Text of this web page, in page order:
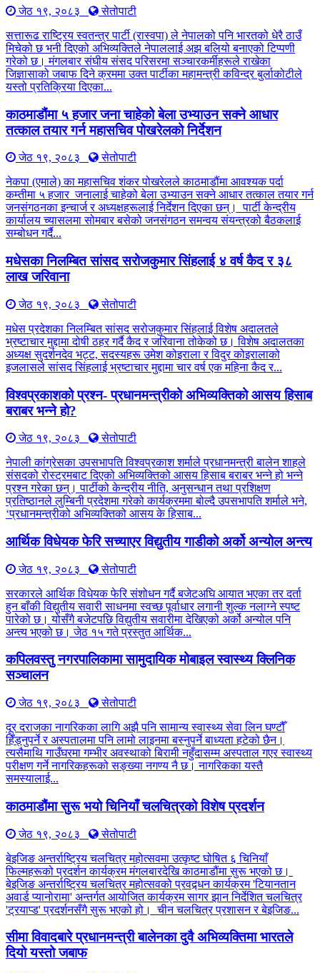
जेठ १९, २०८३
सेतोपाटी
सत्तारूढ राष्ट्रिय स्वतन्त्र पार्टी (रास्वपा) ले नेपालको पनि भारतको धेरै ठाउँ
मिचेको छ भनी दिएको अभिव्यक्तिले नेपाललाई अझ बलियो बनाएको टिप्पणी
गरेको छ। मंगलबार संघीय संसद परिसरमा सञ्चारकर्मीहरूले राखेका
जिज्ञासाको जबाफ दिने क्रममा उक्त पार्टीका महामन्त्री कविन्द्र बुर्लाकोटीले
यस्तो प्रतिक्रिया दिएका...
काठमाडौंमा ५ हजार जना चाहेको बेला उभ्याउन सक्ने आधार
तत्काल तयार गर्न महासचिव पोखरेलको निर्देशन
जेठ १९, २०८३
सेतोपाटी
नेकपा (एमाले) का महासचिव शंकर पोखरेलले काठमाडौंमा आवश्यक पर्दा
कम्तीमा ५ हजार जनालाई चाहेको बेला उभ्याउन सक्ने आधार तत्काल तयार गर्न
जनसंगठनका इन्चार्ज र अध्यक्षहरूलाई निर्देशन दिएका छन्। पार्टी केन्द्रीय
कार्यालय च्यासलमा सोमबार बसेको जनसंगठन समन्वय संयन्त्रको बैठकलाई
सम्बोधन गर्दै...
मधेसका निलम्बित सांसद सरोजकुमार सिंहलाई ४ वर्ष कैद र ३८
लाख जरिवाना
जेठ १९, २०८३
सेतोपाटी
मधेस प्रदेशका निलम्बित सांसद सरोजकुमार सिंहलाई विशेष अदालतले
भ्रष्टाचार मुद्दामा दोषी ठहर गर्दै कैद र जरिवाना तोकेको छ। विशेष अदालतका
अध्यक्ष सुदर्शनदेव भट्ट, सदस्यहरू उमेश कोइराला र विदुर कोइरालाको
इजलासले सांसद सिंहलाई भ्रष्टाचार मुद्दामा चार वर्ष एक महिना कैद र...
विश्वप्रकाशको प्रश्न- प्रधानमन्त्रीको अभिव्यक्तिको आसय हिसाब
बराबर भन्ने हो?
जेठ १९, २०८३
सेतोपाटी
नेपाली कांग्रेसका उपसभापति विश्वप्रकाश शर्माले प्रधानमन्त्री बालेन शाहले
संसदको रोस्ट्रमबाट दिएको अभिव्यक्तिको आसय हिसाब बराबर भन्ने हो भन्ने
प्रश्न गरेका छन्। पार्टीको केन्द्रीय नीति, अनुसन्धान तथा प्रशिक्षण
प्रतिष्ठानले लुम्बिनी प्रदेशमा गरेको कार्यक्रममा बोल्दै उपसभापति शर्माले भने,
‘प्रधानमन्त्रीको अभिव्यक्तिको आसय के हिसाब...
आर्थिक विधेयक फेरि सच्याएर विद्युतीय गाडीको अर्को अन्योल अन्त्य
जेठ १९, २०८३
सेतोपाटी
सरकारले आर्थिक विधेयक फेरि संशोधन गर्दै बजेटअघि आयात भएका तर दर्ता
हुन बाँकी विद्युतीय सवारी साधनमा स्वच्छ पूर्वाधार लगानी शुल्क नलाग्ने स्पष्ट
पारेको छ। योसँगै बजेटपछि विद्युतीय सवारीमा देखिएको अर्को अन्योल पनि
अन्त्य भएको छ। जेठ १५ गते प्रस्तुत आर्थिक...
कपिलवस्तु नगरपालिकामा सामुदायिक मोबाइल स्वास्थ्य क्लिनिक
सञ्चालन
जेठ १९, २०८३
सेतोपाटी
दूर दराजका नागरिकका लागि अझै पनि सामान्य स्वास्थ्य सेवा लिन घण्टौँ
हिँड्नुपर्ने र अस्पतालमा पनि लामो लाइनमा बस्नुपर्ने बाध्यता हटेको छैन।
त्यसैमाथि गाउँघरमा गम्भीर अवस्थाको बिरामी नहुँदासम्म अस्पताल गएर स्वास्थ्य
परीक्षण गर्ने नागरिकहरूको सङ्ख्या नगण्य नै छ। नागरिकका यस्तै
समस्यालाई...
काठमाडौंमा सुरू भयो चिनियाँ चलचित्रको विशेष प्रदर्शन
जेठ १९, २०८३
सेतोपाटी
बेइजिङ अन्तर्राष्ट्रिय चलचित्र महोत्सवमा उत्कृष्ट घोषित ६ चिनियाँ
फिल्महरूको प्रदर्शन कार्यक्रम मंगलबारदेखि काठमाडौंमा सुरू भएको छ।
बेइजिङ अन्तर्राष्ट्रिय चलचित्र महोत्सवको प्रवद्र्धन कार्यक्रम 'टियानतान
अवार्ड प्यानोरामा' अन्तर्गत आयोजित कार्यक्रम सागर झान निर्देशित चलचित्र
'ट्रयाप्ड' प्रदर्शनसँगै सुरू भएको हो। चीन चलचित्र प्रशासन र बेइजिङ...
सीमा विवादबारे प्रधानमन्त्री बालेनका दुवै अभिव्यक्तिमा भारतले
दियो यस्तो जबाफ